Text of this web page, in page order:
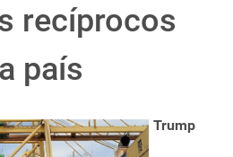
recíprocos
país
Trump